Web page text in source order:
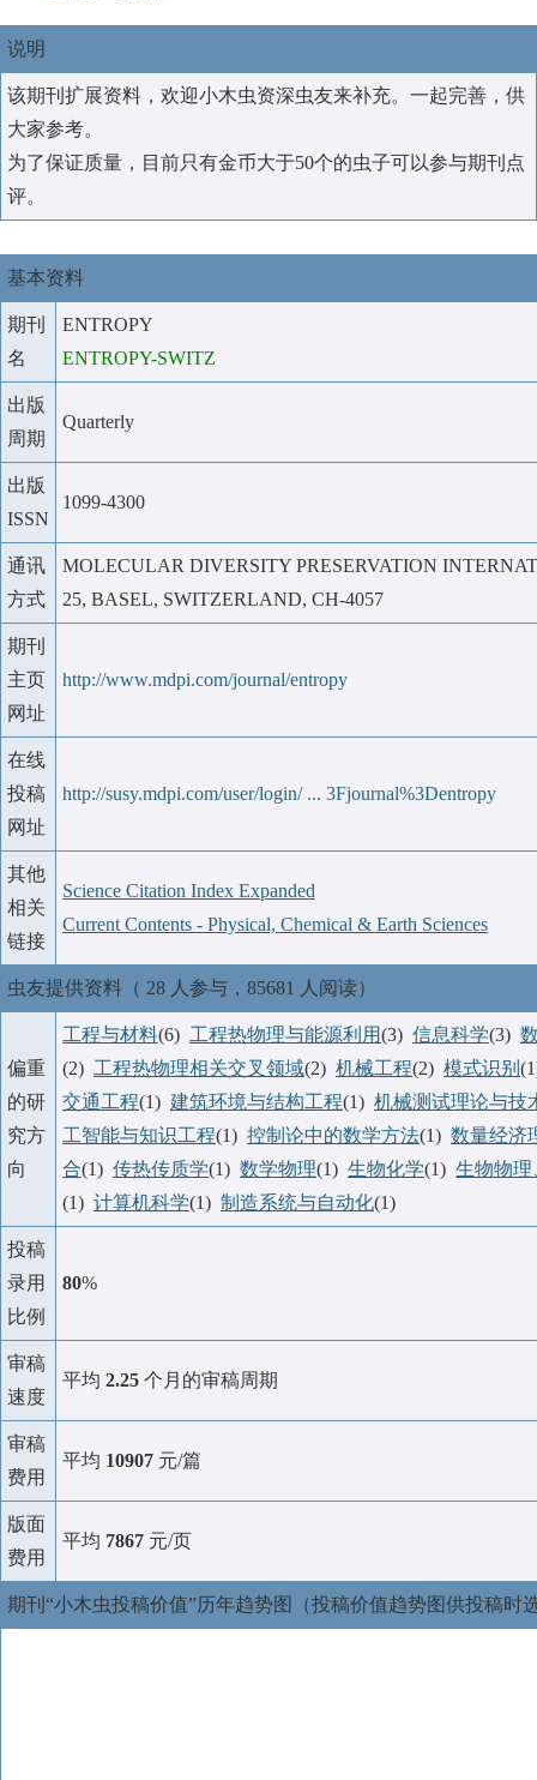
说明
该期刊扩展资料，欢迎小木虫资深虫友来补充。一起完善，供
大家参考。
为了保证质量，目前只有金币大于50个的虫子可以参与期刊点
评。
基本资料
期刊
名
ENTROPY
ENTROPY-SWITZ
出版
周期
Quarterly
出版
ISSN
1099-4300
通讯
方式
MOLECULAR DIVERSITY PRESERVATION
25, BASEL, SWITZERLAND, CH-4057
期刊
主页
网址
http://www.mdpi.com/journal/entropy
在线
投稿
网址
http://susy.mdpi.com/user/login/ ... 3Fjournal%3Dentropy
其他
相关
链接
Science Citation Index Expanded
Current Contents - Physical, Chemical & Earth Sciences
虫友提供资料（ 28 人参与，85681 人阅读）
偏重
的研
究方
向
工程与材料(6) 工程热物理与能源利用(3) 信息科学(3)
(2) 工程热物理相关交叉领域(2) 机械工程(2) 模式识别
交通工程(1) 建筑环境与结构工程(1) 机械测试理论与技
工智能与知识工程(1) 控制论中的数学方法(1) 数量经济
合(1) 传热传质学(1) 数学物理(1) 生物化学(1) 生物物理
(1) 计算机科学(1) 制造系统与自动化(1)
投稿
录用
比例
80%
审稿
速度
平均 2.25 个月的审稿周期
审稿
费用
平均 10907 元/篇
版面
费用
平均 7867 元/页
期刊“小木虫投稿价值”历年趋势图（投稿价值趋势图供投稿时